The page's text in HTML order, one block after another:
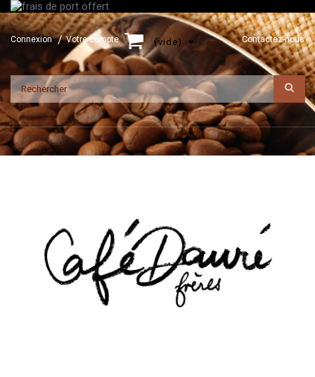
Connexion Votre compte Contactez-nous
(vide)